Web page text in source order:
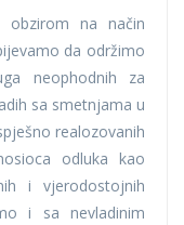
obzirom na način
da održimo
neophodnih za
sa smetnjama u
realozovanih
odluka kao
i vjerodostojnih
i sa nevladinim